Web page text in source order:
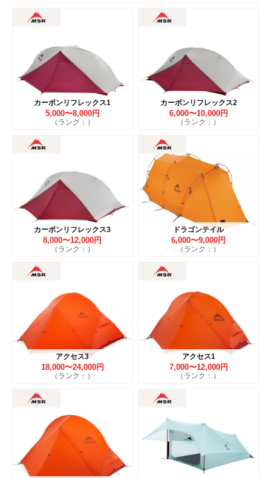
カーボンリフレックス1
5,000〜8,000円
（ランク：）
カーボンリフレックス2
6,000〜10,000円
（ランク：）
カーボンリフレックス3
8,000〜12,000円
（ランク：）
ドラゴンテイル
6,000〜9,000円
（ランク：）
アクセス3
18,000〜24,000円
（ランク：）
アクセス1
7,000〜12,000円
（ランク：）